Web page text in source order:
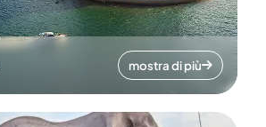
mostra di più